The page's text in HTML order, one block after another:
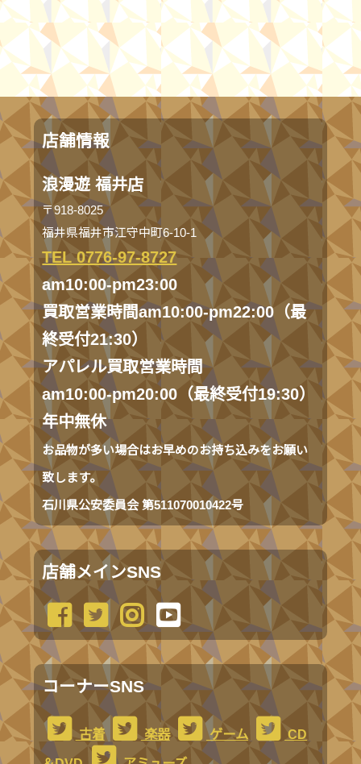
店舗情報
浪漫遊 福井店
〒918-8025
福井県福井市江守中町6-10-1
TEL 0776-97-8727
am10:00-pm23:00
買取営業時間am10:00-pm22:00（最
終受付21:30）
アパレル買取営業時間
am10:00-pm20:00（最終受付19:30）
年中無休
お品物が多い場合はお早めのお持ち込みをお願い
致します。
石川県公安委員会 第511070010422号
店舗メインSNS
コーナーSNS
古着 楽器 ゲーム
CD